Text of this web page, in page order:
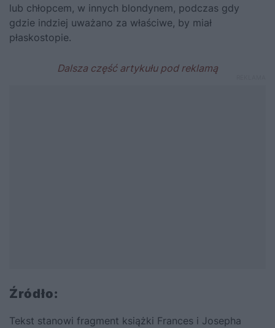
lub chłopcem, w innych blondynem, podczas gdy
gdzie indziej uważano za właściwe, by miał
płaskostopie.
Źródło:
Tekst stanowi fragment książki Frances i Josepha